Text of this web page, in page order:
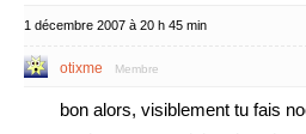
1 décembre 2007 à 20 h 45 min
otixme Membre
bon alors, visiblement tu fais